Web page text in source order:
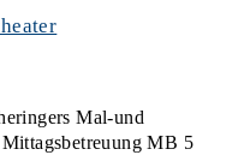
Mal-und
MB 5